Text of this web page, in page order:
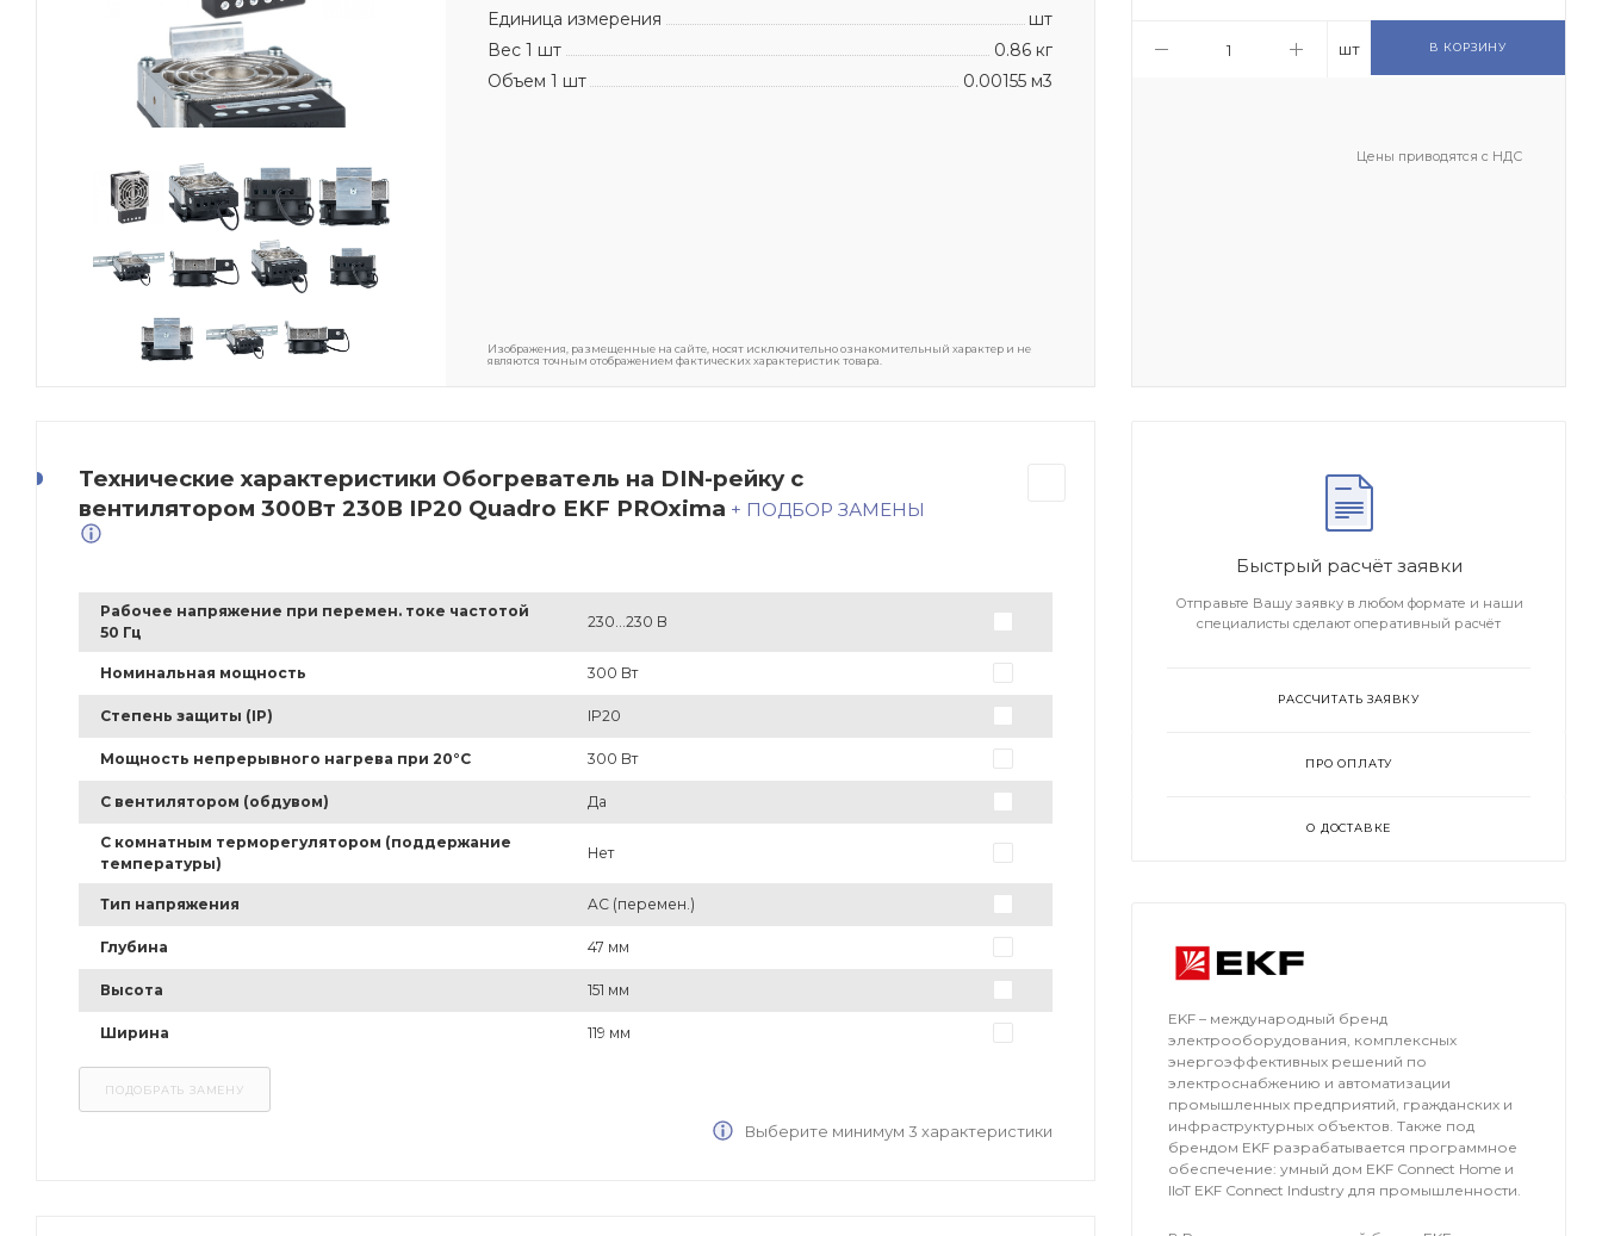
Единица измерения
шт
Вес 1 шт
0.86 кг
Объем 1 шт
0.00155 м3
Изображения, размещенные на сайте, носят исключительно ознакомительный характер и не
являются точным отображением фактических характеристик товара.
шт В КОРЗИНУ
Цены приводятся с НДС
Технические характеристики Обогреватель на DIN-рейку с
вентилятором 300Вт 230В IP20 Quadro EKF PROxima + ПОДБОР ЗАМЕНЫ
Рабочее напряжение при перемен. токе частотой
50 Гц
230...230 В
Номинальная мощность 300 Вт
Степень защиты (IP) IP20
Мощность непрерывного нагрева при 20°C 300 Вт
С вентилятором (обдувом) Да
С комнатным терморегулятором (поддержание
температуры)
Нет
Тип напряжения AC (перемен.)
Глубина 47 мм
Высота 151 мм
Ширина 119 мм
Выберите минимум 3 характеристики
Быстрый расчёт заявки
Отправьте Вашу заявку в любом формате и наши
специалисты сделают оперативный расчёт
РАССЧИТАТЬ ЗАЯВКУ
ПРО ОПЛАТУ
О ДОСТАВКЕ
EKF – международный бренд
электрооборудования, комплексных
энергоэффективных решений по
электроснабжению и автоматизации
промышленных предприятий, гражданских и
инфраструктурных объектов. Также под
брендом EKF разрабатывается программное
обеспечение: умный дом EKF Connect Home и
IIoT EKF Connect Industry для промышленности.